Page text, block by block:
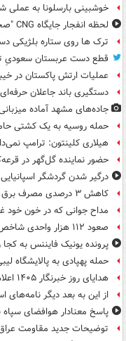
خوشبینی بارسلونا به عملی
لحظه انفجار جایگاه CNG "صحنه" در دوربین مداربسته
ترک ها روی ستاره بلژیکی
قطع دست عربستان سعودیِ
عملیات ارتش پاکستان در خیبرپختونخوا؛
دستگیری باند جاعلان
جاده‌های مشهد آماده
حمله روسیه به یک کشتی
هیلاری کلینتون: ترامپ
حضور نماینده گل‌گهر در
درگیر شدن گردشگر
کاهش ۳ درصدی مصرف برق برای دومین سال متوالی
مداح جوانی که در خون خود
صعود ۱۱۲ هزار واحدی شاخص بورس در معاملات امروز
پرونده یونیک فایننس به کجا
حمله پهپادی به پالایشگاه
هدایای روز خبرنگار ۱۴۰۵ اعلام شد
از این به بعد دیگر نامه‌های
پاسخ معنادار هوافضای سپاه
توضیحات جدید مقاومت عراق